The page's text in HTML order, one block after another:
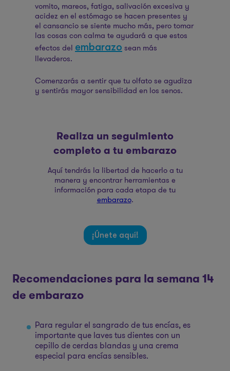
vomito, mareos, fatiga, salivación excesiva y
acidez en el estómago se hacen presentes y
el cansancio se siente mucho más, pero tomar
las cosas con calma te ayudará a que estos
efectos del embarazo sean más
llevaderos.
Comenzarás a sentir que tu olfato se agudiza
y sentirás mayor sensibilidad en los senos.
Realiza un seguimiento
completo a tu embarazo
Aquí tendrás la libertad de hacerlo a tu
manera y encontrar herramientas e
información para cada etapa de tu
embarazo.
¡Únete aquí!
Recomendaciones para la semana 14
de embarazo
Para regular el sangrado de tus encías, es
importante que laves tus dientes con un
cepillo de cerdas blandas y una crema
especial para encías sensibles.